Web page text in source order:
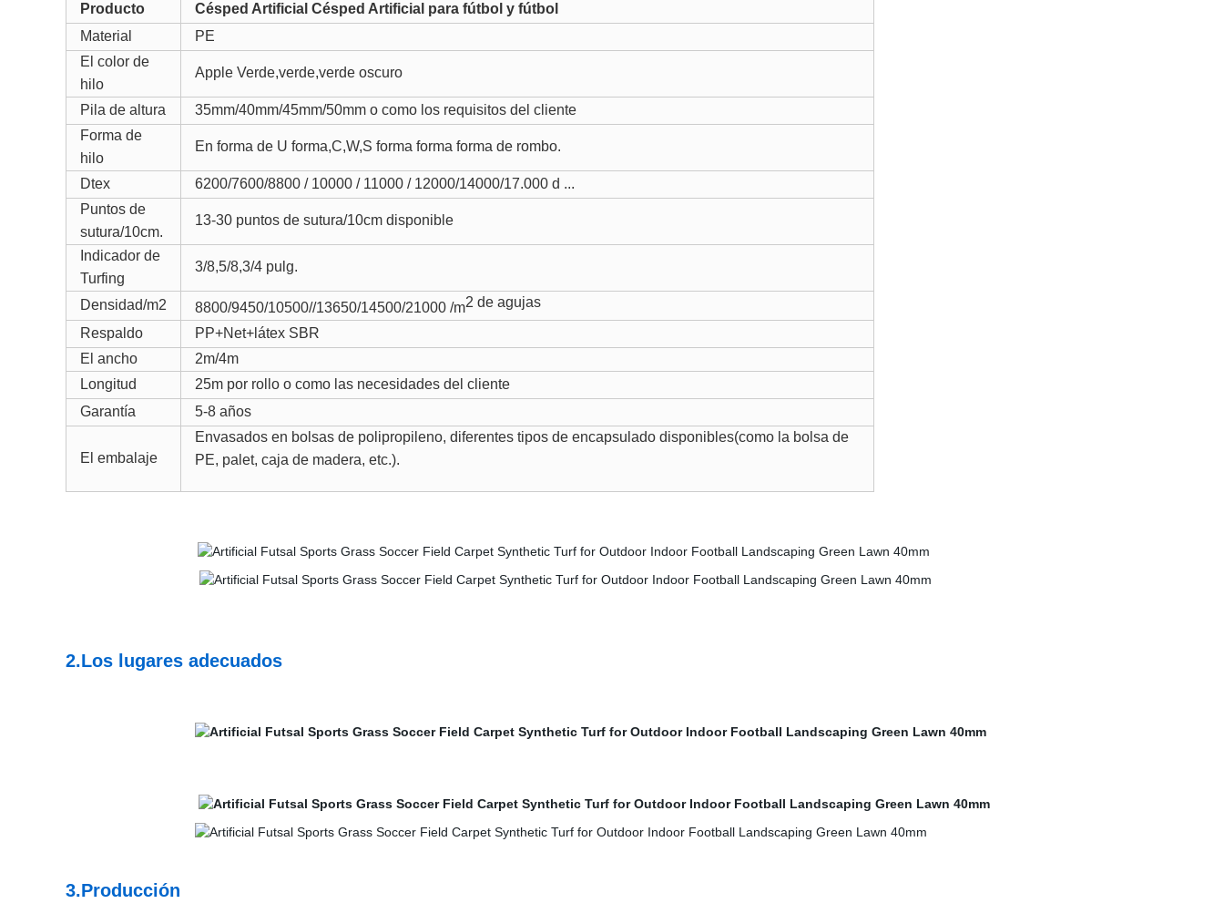
Producto Césped Artificial Césped Artificial para fútbol y fútbol
Material
PE
El color de
hilo
Apple Verde,verde,verde oscuro
Pila de altura
35mm/40mm/45mm/50mm o como los requisitos del cliente
Forma de
hilo
En forma de U forma,C,W,S forma forma forma de rombo.
Dtex 6200/7600/8800 / 10000 / 11000 / 12000/14000/17.000 d ...
Puntos de
sutura/10cm.
13-30 puntos de sutura/10cm disponible
Indicador de
Turfing
3/8,5/8,3/4 pulg.
Densidad/m2 8800/9450/10500//13650/14500/21000 /m2 de agujas
Respaldo
PP+Net+látex SBR
El ancho
2m/4m
Longitud
25m por rollo o como las necesidades del cliente
Garantía
5-8 años
El embalaje
Envasados en bolsas de polipropileno, diferentes tipos de encapsulado disponibles(como la bolsa de
PE, palet, caja de madera, etc.).
2.Los lugares adecuados
3.Producción